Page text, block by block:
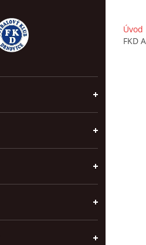
Úvod
FKD